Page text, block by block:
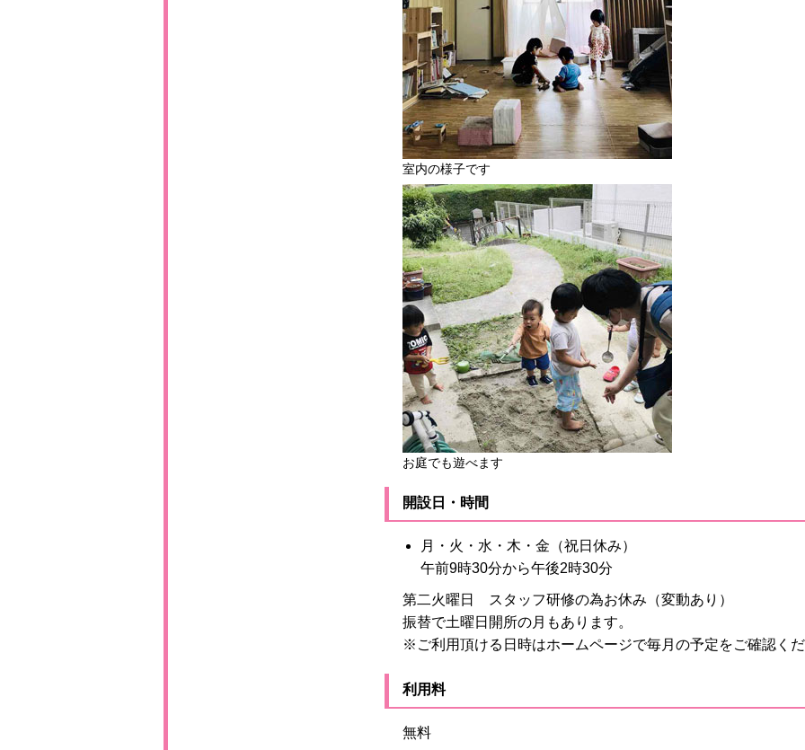
室内の様子です
お庭でも遊べます
開設日・時間
月・火・水・木・金（祝日休み）
午前9時30分から午後2時30分
第二火曜日 スタッフ研修の為お休み（変動あり）
振替で土曜日開所の月もあります。
※ご利用頂ける日時はホームページで毎月の予定をご確認く
利用料
無料